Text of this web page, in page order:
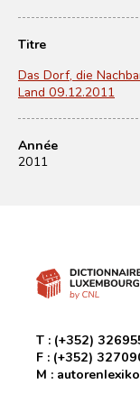
Titre
Das Dorf, die
Land 09.12.2011
Année
2011
T : (+352)
F : (+352)
M :